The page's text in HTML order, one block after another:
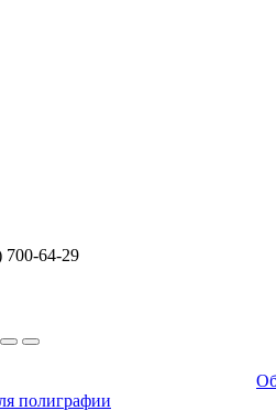
700-64-29
полиграфии